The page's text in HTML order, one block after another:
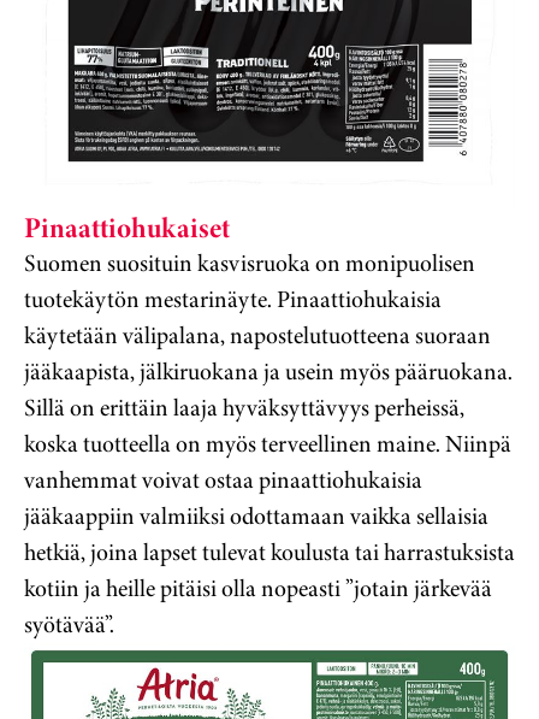
Pinaattiohukaiset
Suomen suosituin kasvisruoka on monipuolisen
tuotekäytön mestarinäyte. Pinaattiohukaisia
käytetään välipalana, napostelutuotteena suoraan
jääkaapista, jälkiruokana ja usein myös pääruokana.
Sillä on erittäin laaja hyväksyttävyys perheissä,
koska tuotteella on myös terveellinen maine. Niinpä
vanhemmat voivat ostaa pinaattiohukaisia
jääkaappiin valmiiksi odottamaan vaikka sellaisia
hetkiä, joina lapset tulevat koulusta tai harrastuksista
kotiin ja heille pitäisi olla nopeasti ”jotain järkevää
syötävää”.